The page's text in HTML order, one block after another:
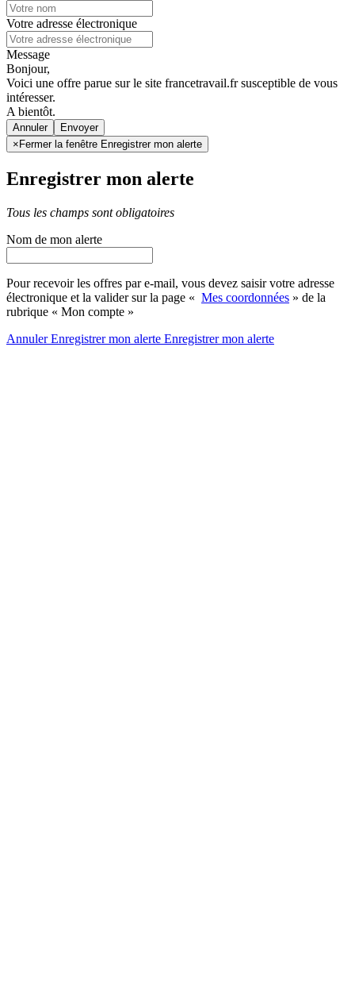
Votre adresse électronique
Message
Bonjour,
Voici une offre parue sur le site francetravail.fr susceptible de vous
intéresser.
A bientôt.
Annuler
× Fermer la fenêtre Enregistrer mon alerte
Enregistrer mon alerte
Tous les champs sont obligatoires
Nom de mon alerte
Pour recevoir les offres par e-mail, vous devez saisir votre adresse
électronique et la valider sur la page « Mes coordonnées » de la
rubrique « Mon compte »
AnnulerEnregistrer mon alerte Enregistrermon alerte